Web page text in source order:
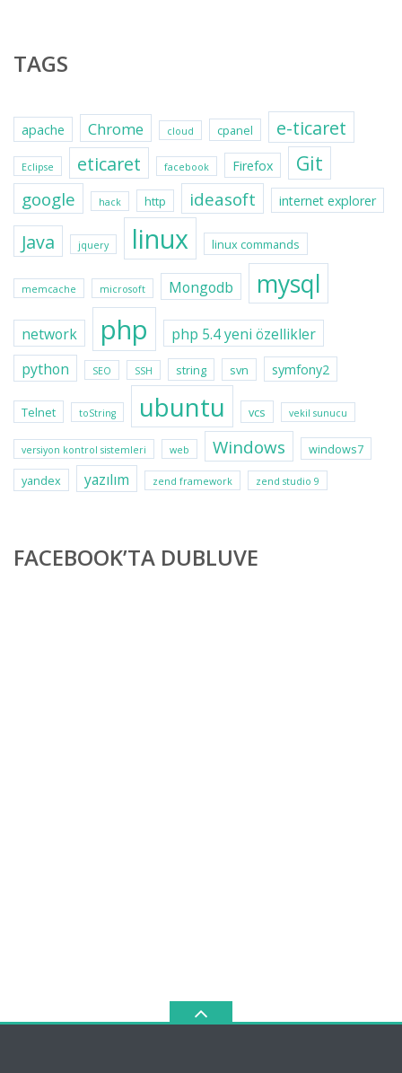
TAGS
apache Chrome cloud cpanel e-ticaret
Eclipse eticaret facebook Firefox Git
google hack http ideasoft internet explorer
Java jquery linux linux commands
memcache microsoft Mongodb mysql
network php
php 5.4 yeni özellikler
python
SEO SSH string svn symfony2
Telnet toString ubuntu vcs vekil sunucu
versiyon kontrol sistemleri web Windows
windows7
yandex
yazılım zend framework zend studio 9
FACEBOOK’TA DUBLUVE